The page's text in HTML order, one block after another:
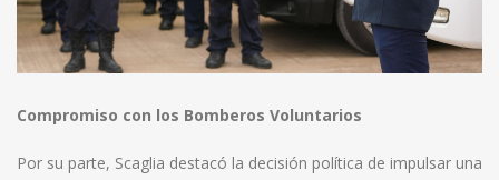
Compromiso con los Bomberos Voluntarios
Por su parte, Scaglia destacó la decisión política de impulsar una